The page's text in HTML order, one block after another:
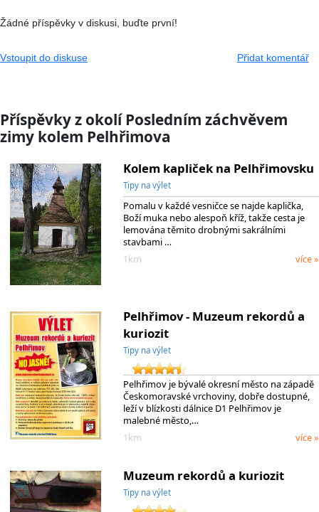
Žádné příspěvky v diskusi, buďte první!
Vstoupit do diskuse Přidat komentář
Příspěvky z okolí Posledním záchvěvem
zimy kolem Pelhřimova
Kolem kapliček na Pelhřimovsku
Tipy na výlet
Pomalu v každé vesničce se najde kaplička,
Boží muka nebo alespoň kříž, takže cesta je
lemována těmito drobnými sakrálními
stavbami …
1km
více »
Pelhřimov - Muzeum rekordů a
kuriozit
Tipy na výlet
Pelhřimov je bývalé okresní město na západě
Českomoravské vrchoviny, dobře dostupné,
leží v blízkosti dálnice D1 Pelhřimov je
malebné město,…
1km
více »
Muzeum rekordů a kuriozit
Tipy na výlet